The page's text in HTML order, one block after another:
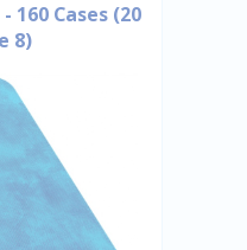
160 Cases (20
8)